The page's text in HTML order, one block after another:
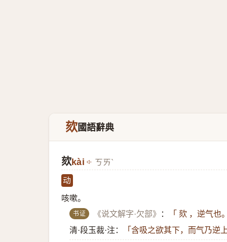
欬國語辭典
欬​kài ㄎㄞˋ
动
咳嗽。
书证 《说文解字·欠部》 ：
「 欬 ，逆气也
清·段玉裁·注：
「含吸之欲其下，而气乃逆